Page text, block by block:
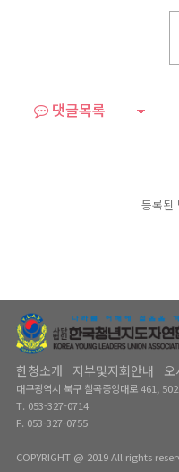
댓글목록
등록된
한청소개 지부및지회안내 오
대구광역시 북구 칠곡중앙대로 461,
T. 053-327-0714
F. 053-327-0755
COPYRIGHT @ 2019 All rights